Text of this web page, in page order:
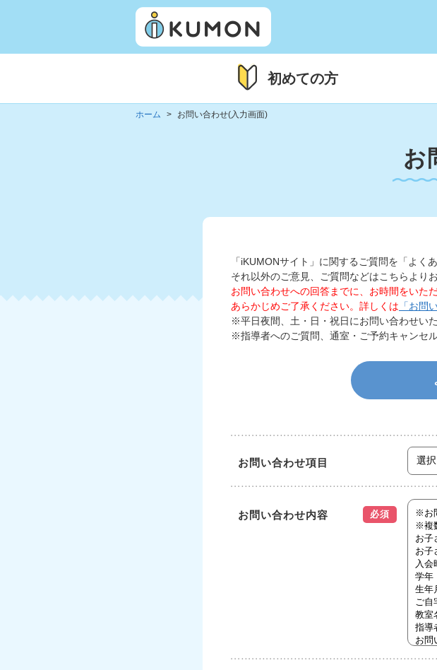
初めての方
ホーム お問い合わせ(入力画面)
お
「iKUMONサイト」に関するご質問を「よく
それ以外のご意見、ご質問などはこちらより
お問い合わせへの回答までに、お時間をいた
あらかじめご了承ください。詳しくは 「お問
※平日夜間、土・日・祝日にお問い合わせい
※指導者へのご質問、通室・ご予約キャンセ
お問い合わせ項目
お問い合わせ内容